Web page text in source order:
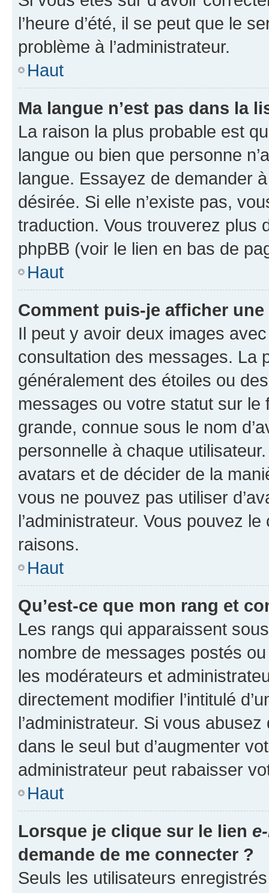
l’heure d’été, il se peut que le
problème à l’administrateur.
Haut
Ma langue n’est pas dans la
La raison la plus probable est
langue ou bien que personne
langue. Essayez de demander
désirée. Si elle n’existe pas,
traduction. Vous trouverez plus
phpBB (voir le lien en bas de
Haut
Comment puis-je afficher
Il peut y avoir deux images
consultation des messages. La
généralement des étoiles ou
messages ou votre statut sur
grande, connue sous le nom
personnelle à chaque utilisateur.
avatars et de décider de la
vous ne pouvez pas utiliser
l’administrateur. Vous pouvez
raisons.
Haut
Qu’est-ce que mon rang et
Les rangs qui apparaissent
nombre de messages postés
les modérateurs et
directement modifier l’intitulé
l’administrateur. Si vous
dans le seul but d’augmenter
administrateur peut rabaisser
Haut
Lorsque je clique sur le lien
demande de me connecter ?
Seuls les utilisateurs